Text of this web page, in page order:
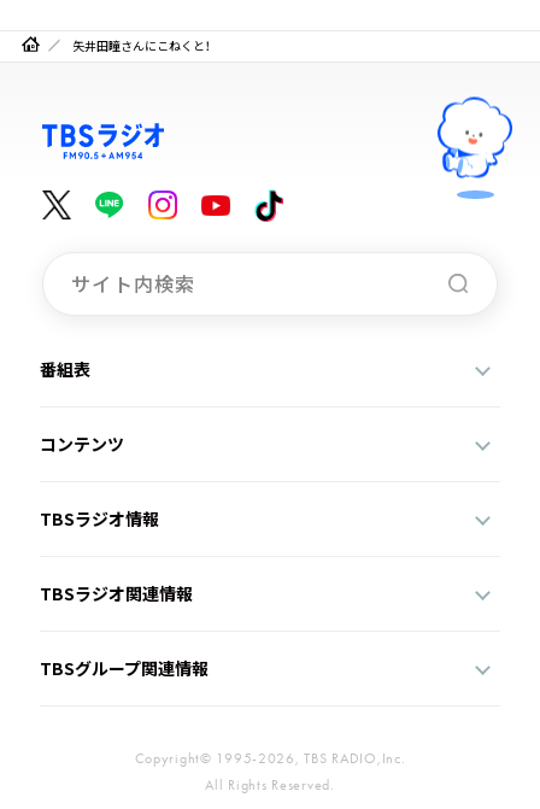
矢井田瞳さんにこねくと！
番組表
コンテンツ
TBSラジオ情報
TBSラジオ関連情報
TBSグループ関連情報
Copyright© 1995-2026, TBS RADIO,Inc.
All Rights Reserved.